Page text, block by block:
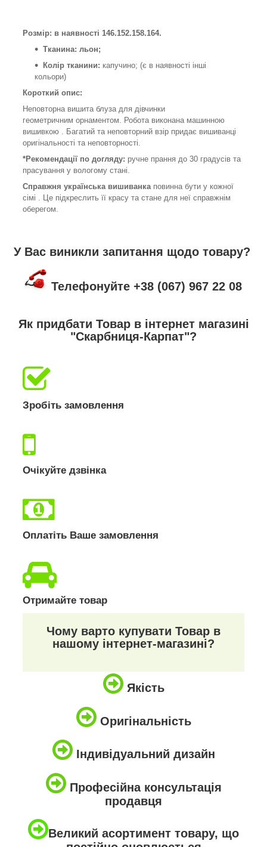
Розмір: в наявності 146.152.158.164.
Тканина: льон;
Колір тканини: капучино; (є в наявності інші
кольори)
Короткий опис:
Неповторна вишита блуза для дівчинки
геометричним орнаментом. Робота виконана машинною
вишивкою . Багатий та неповторний взір придає вишиванці
оригінальності та неповторності.
*Рекомендації по догляду: ручне прання до 30 градусів та
прасування у вологому стані.
Справжня українська вишиванкаповинна бути у кожної
сімі . Це підкреслить її красу та стане для неї справжнім
оберегом.
У Вас виникли запитання щодо товару?
Телефонуйте +38 (067) 967 22 08
Як придбати Товар в інтернет магазині
"Скарбниця-Карпат"?
Зробіть замовлення
Очікуйте дзвінка
Оплатіть Ваше замовлення
Отримайте товар
Чому варто купувати Товар в
нашому інтернет-магазині?
Якість
Оригінальність
Індивідуальний дизайн
Професійна консультація
продавця
Великий асортимент товару, що